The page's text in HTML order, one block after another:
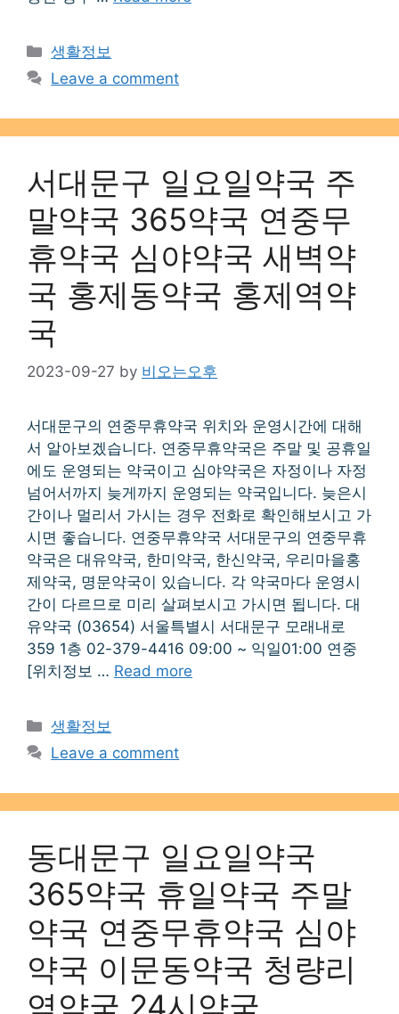
Categories
생활정보
Leave a comment
서대문구 일요일약국 주
말약국 365약국 연중무
휴약국 심야약국 새벽약
국 홍제동약국 홍제역약
국
2023-09-27 by 비오는오후
서대문구의 연중무휴약국 위치와 운영시간에 대해
서 알아보겠습니다. 연중무휴약국은 주말 및 공휴일
에도 운영되는 약국이고 심야약국은 자정이나 자정
넘어서까지 늦게까지 운영되는 약국입니다. 늦은시
간이나 멀리서 가시는 경우 전화로 확인해보시고 가
시면 좋습니다. 연중무휴약국 서대문구의 연중무휴
약국은 대유약국, 한미약국, 한신약국, 우리마을홍
제약국, 명문약국이 있습니다. 각 약국마다 운영시
간이 다르므로 미리 살펴보시고 가시면 됩니다. 대
유약국 (03654) 서울특별시 서대문구 모래내로
359 1층 02-379-4416 09:00 ~ 익일01:00 연중
[위치정보 … Read more
Categories
생활정보
Leave a comment
동대문구 일요일약국
365약국 휴일약국 주말
약국 연중무휴약국 심야
약국 이문동약국 청량리
역약국 24시약국